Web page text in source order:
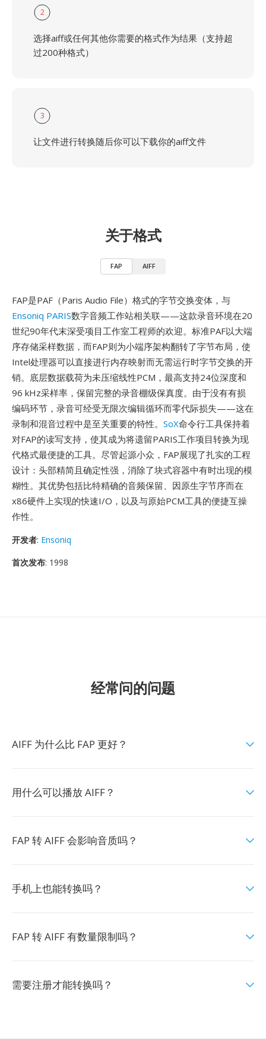
2
选择aiff或任何其他你需要的格式作为结果（支持超
过200种格式）
3
让文件进行转换随后你可以下载你的aiff文件
关于格式
FAP AIFF
FAP是PAF（Paris Audio File）格式的字节交换变体，与
Ensoniq PARIS数字音频工作站相关联——这款录音环境在20
世纪90年代末深受项目工作室工程师的欢迎。标准PAF以大端
序存储采样数据，而FAP则为小端序架构翻转了字节布局，使
Intel处理器可以直接进行内存映射而无需运行时字节交换的开
销。底层数据载荷为未压缩线性PCM，最高支持24位深度和
96 kHz采样率，保留完整的录音棚级保真度。由于没有有损
编码环节，录音可经受无限次编辑循环而零代际损失——这在
录制和混音过程中是至关重要的特性。 SoX命令行工具保持着
对FAP的读写支持，使其成为将遗留PARIS工作项目转换为现
代格式最便捷的工具。尽管起源小众，FAP展现了扎实的工程
设计：头部精简且确定性强，消除了块式容器中有时出现的模
糊性。其优势包括比特精确的音频保留、因原生字节序而在
x86硬件上实现的快速I/O，以及与原始PCM工具的便捷互操
作性。
开发者: Ensoniq
首次发布: 1998
经常问的问题
AIFF 为什么比 FAP 更好？
用什么可以播放 AIFF？
FAP 转 AIFF 会影响音质吗？
手机上也能转换吗？
FAP 转 AIFF 有数量限制吗？
需要注册才能转换吗？